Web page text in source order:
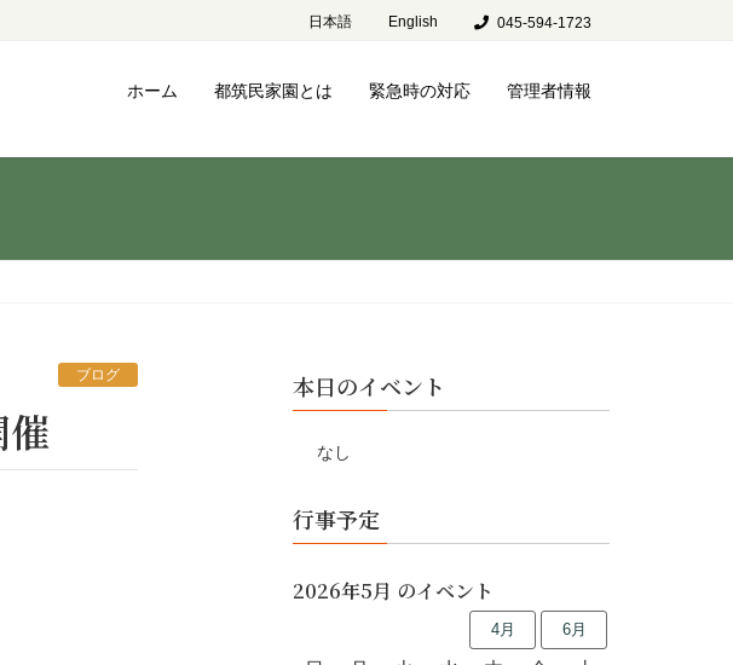
日本語 English 045-594-1723
ホーム 都筑民家園とは 緊急時の対応 管理者情報
ブログ
催
本日のイベント
なし
行事予定
2026年5月 のイベント
4月 6月